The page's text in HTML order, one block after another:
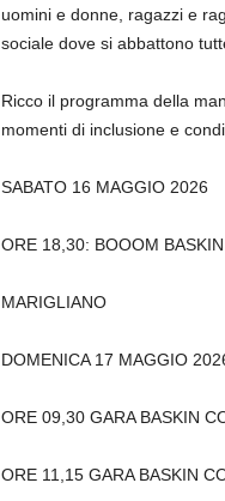
uomini e donne, ragazzi e
sociale dove si abbattono
Ricco il programma della
momenti di inclusione e
SABATO 16 MAGGIO 2026
ORE 18,30: BOOOM
MARIGLIANO
DOMENICA 17 MAGGIO
ORE 09,30 GARA BASKIN
ORE 11,15 GARA BASKIN